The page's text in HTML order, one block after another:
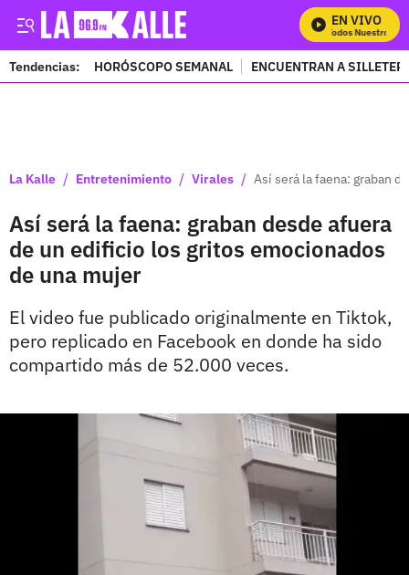
EN VIVO
Mira Todos Nuestros
Tendencias: HORÓSCOPO SEMANAL ENCUENTRAN A
La Kalle / Entretenimiento / Virales / Así será la faena: graban
Así será la faena: graban desde afuera
de un edificio los gritos emocionados
de una mujer
El video fue publicado originalmente en Tiktok,
pero replicado en Facebook en donde ha sido
compartido más de 52.000 veces.